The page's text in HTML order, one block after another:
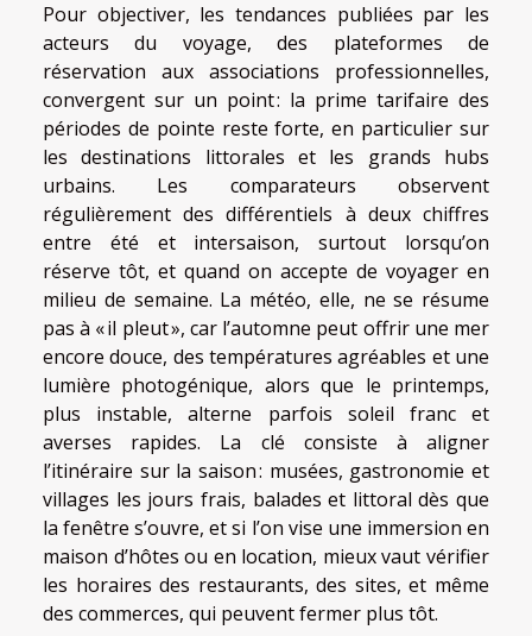
Pour objectiver, les tendances publiées par les
acteurs du voyage, des plateformes de
réservation aux associations professionnelles,
convergent sur un point : la prime tarifaire des
périodes de pointe reste forte, en particulier sur
les destinations littorales et les grands hubs
urbains. Les comparateurs observent
régulièrement des différentiels à deux chiffres
entre été et intersaison, surtout lorsqu’on
réserve tôt, et quand on accepte de voyager en
milieu de semaine. La météo, elle, ne se résume
pas à « il pleut », car l’automne peut offrir une mer
encore douce, des températures agréables et une
lumière photogénique, alors que le printemps,
plus instable, alterne parfois soleil franc et
averses rapides. La clé consiste à aligner
l’itinéraire sur la saison : musées, gastronomie et
villages les jours frais, balades et littoral dès que
la fenêtre s’ouvre, et si l’on vise une immersion en
maison d’hôtes ou en location, mieux vaut vérifier
les horaires des restaurants, des sites, et même
des commerces, qui peuvent fermer plus tôt.